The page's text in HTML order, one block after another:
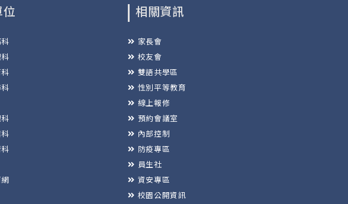
相關資訊
家長會
校友會
雙語共學區
性別平等教育
線上報修
預約會議室
內部控制
防疫專區
員生社
資安專區
校園公開資訊